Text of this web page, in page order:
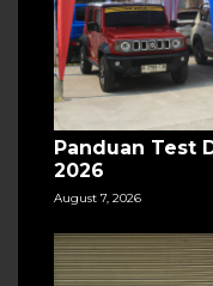
Panduan Test
2026
August 7, 2026